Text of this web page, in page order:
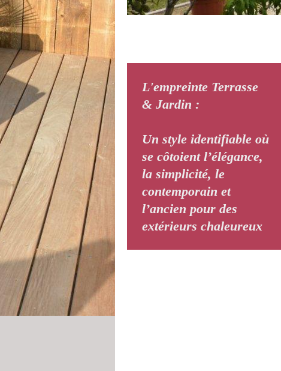
L'empreinte Terrasse
& Jardin :
Un style identifiable où
se côtoient l’élégance,
la simplicité, le
contemporain et
l’ancien pour des
extérieurs chaleureux